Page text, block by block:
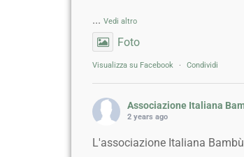
... Vedi altro
Foto
Visualizza su Facebook · Condividi
Associazione Italiana
2 years ago
L'associazione Italiana